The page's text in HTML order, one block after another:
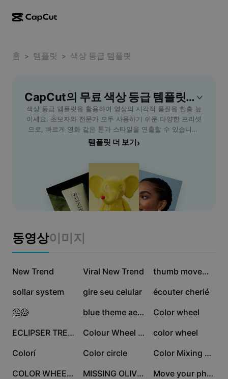
CapCut 데스크톱
CapCut Pad
CapCut 모바일
동영상 스튜디오
AI 동영상 생성기
AI 이미지 생성기
Dreamina Seedance 2.5
Nano Banana Pro
캡션 템플릿
동영상 에디터 및 생성기
이미지 에디터 및 생성기
음성 생성기 및 에디터
사용 사례
마케팅
소셜 미디어 템플릿
더 보기
효과 템플릿
산업 템플릿
요약 템플릿
이니셔티브
제휴 사용자
크리에이티브 파트너 프로그램
CapCut 크리에이티브 캠퍼스
보안 센터
고객 지원 센터
공지
CapCut 서비스 약관 정보
Dreamina Seedance 2.0 Launch
홈 > 템플릿 > 색상 등급 템플릿
CapCut의 무료 색상 등급 템플릿 템플릿
색상 등급 템플릿을 활용하여 영상의 시각적 품질을 한층 높
이세요. 초보자와 전문가 모두 사용하기 쉬운 다양한 프리셋
으로, 빠르게 영화 같은 톤과 스타일을 연출할 수 있습니다.
시간과 노력을 절약하면서도 전문적인 색 보정 효과를 경험
도구를 활용해 시네마틱 영상 제작이 누구에게나 쉬워집니
다. 색상 등급 템플릿으로 나만의 독창적인 영상을 완성하세
요.
템플릿 더 보기 ›
동영상이미지
56.7만
New Trend 28.5만
Viral New Trend 28만 thumb movement
8.2만
sollar system 8.2만
gire seu celular 2.9만
écouter cherié
2.9만
🥶😱 1.5만 blue theme aesthetic 1.4만
Color wheel
9.6천 ECLIPSER TREND 7.5천 Colour Wheel Trend 6.3천
color wheel
5.7천
Colorí 4.8천
Color circle 3천 Color Mixing Trend
2.9천 COLOR WHEEL TREND 2천 MISSING OLIVERTREE 1.1천 Move your phone 🔥🔥